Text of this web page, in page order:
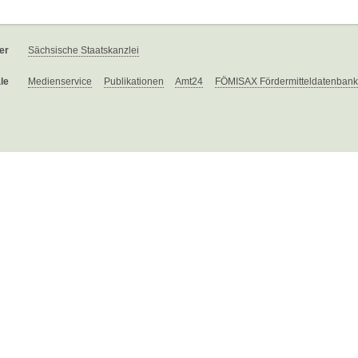
Sächsische Staatskanzlei
Medienservice Publikationen Amt24 FÖMISAX Fördermitteldatenbank